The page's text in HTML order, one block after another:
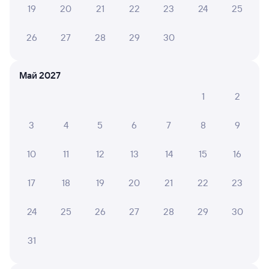
каждому из пассажиров с учётом возраста.
Поездка прошла комфортно, проводница очень
Вера Р.
Хороший поезд, проводница приветливая, вежливая,
19 20 21 22 23 24 25
26 27 28 29 30
Май 2027
1
2
3 4 5 6 7 8 9
10 11 12 13 14 15 16
17 18 19 20 21 22 23
24 25 26 27 28 29 30
31